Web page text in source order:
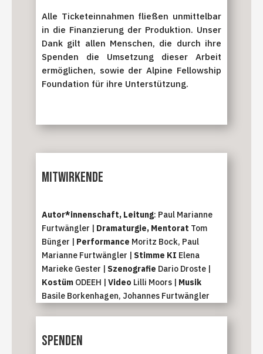
Alle Ticketeinnahmen fließen unmittelbar
in die Finanzierung der Produktion. Unser
Dank gilt allen Menschen, die durch ihre
Spenden die Umsetzung dieser Arbeit
ermöglichen, sowie der Alpine Fellowship
Foundation für ihre Unterstützung.
Mitwirkende
Autor*innenschaft, Leitung: Paul Marianne
Furtwängler | Dramaturgie, Mentorat Tom
Bünger | Performance Moritz Bock, Paul
Marianne Furtwängler | Stimme KI Elena
Marieke Gester | Szenografie Dario Droste |
KostümODEEH | Video Lilli Moors | Musik
Basile Borkenhagen, Johannes Furtwängler
Spenden